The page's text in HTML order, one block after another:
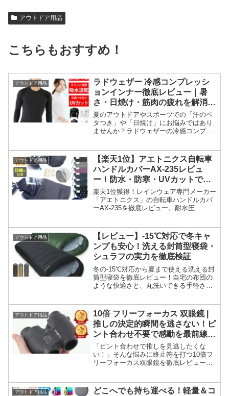
アウトドア用品
こちらもおすすめ！
アウトドア用品
ラドウェザー 冷感コンプレッシ
ョンインナー徹底レビュー｜暑
さ・日焼け・筋肉の疲れを解消す
る最強のスポーツアンダーシャツ
夏のアウトドアやスポーツでの「汗のベ
タつき」や「日焼け」にお悩みではあり
ませんか？ラドウェザーの冷感コンプレ
いサイズ選びやお手入れ方法まで徹底紹
介します。
アウトドア用品
【楽天1位】アエトニクス自転車
ハンドルカバーAX-235レビュ
ー！防水・防寒・UVカットで一
年中快適
楽天1位獲得！レインウェア専門メーカー
「アエトニクス」の自転車ハンドルカバ
ーAX-235を徹底レビュー。耐水圧
ライフを実現。電動アシスト操作性や口
コミ評判もご紹介します。
アウトドア用品
【レビュー】-15℃対応で冬キャ
ンプも安心！洗える封筒型寝袋・
シュラフの実力を徹底検証
冬の-15℃対応から夏まで使える洗える封
筒型寝袋を徹底レビュー！自宅の布団の
ような快適さと、丸洗いできる手軽さが
シュラフの実力を紹介します。お得な購
入情報も！
アウトドア用品
10倍 フリーフォーカス 双眼鏡 |
推しの決定的瞬間を逃さない！ピ
ント合わせ不要で感動を最前線級
に引き寄せる魔法の双眼鏡
「ピント合わせで推しを見逃したくな
い！」そんな悩みに終止符を打つ10倍フ
リーフォーカス双眼鏡を徹底レビュー。
者のリアルな口コミを紹介します。
アウトドア用品 どこへでも持ち運べる！軽量＆コ